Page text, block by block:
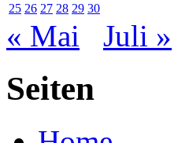
25 26 27 28 29 30
« Mai Juli »
Seiten